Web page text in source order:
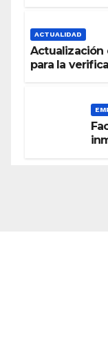
ACTUALIDAD
Actualización
para la